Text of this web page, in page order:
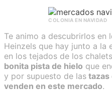
COLONIA EN NAVIDAD
Te animo a descubrirlos en
Heinzels que hay junto a la
en los tejados de los
bonita pista de hielo que
y por supuesto de las tazas
venden en este mercado.